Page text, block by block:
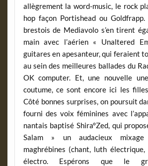
allègrement la word-music, le rock
hop façon Portishead ou
brestois de Mediavolo s’en tirent
main avec l’aérien « Unaltered
guitares en apesanteur, qui feraient
au sein des meilleures ballades du
OK computer. Et, une nouvelle
coutume, ce sont encore ici les
Côté bonnes surprises, on poursuit
fourni des voix féminines avec
nantais baptisé Shira°Zed, qui
Salam » un audacieux
maghrébines (chant, luth électrique,
électro. Espérons que le